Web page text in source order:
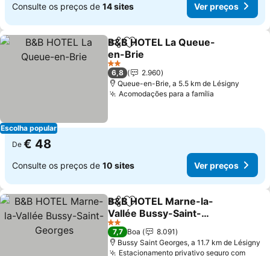
Consulte os preços de 14 sites Ver preços
Escolha popular
PartilharAdicionar aos favoritos
B&B HOTEL La Queue-
en-Brie
Ver preços
2 Estrelas
6,8
2.960
Queue-en-Brie, a 5.5 km de Lésigny
Acomodações para a família
De € 48
Consulte os preços de 10 sites Ver preços
PartilharAdicionar aos favoritos
B&B HOTEL Marne-la-
Vallée Bussy-Saint-
Georges
Ver preços
2 Estrelas
7,7 Boa
8.091
Bussy Saint Georges, a 11.7 km de Lésigny
Estacionamento privativo seguro com